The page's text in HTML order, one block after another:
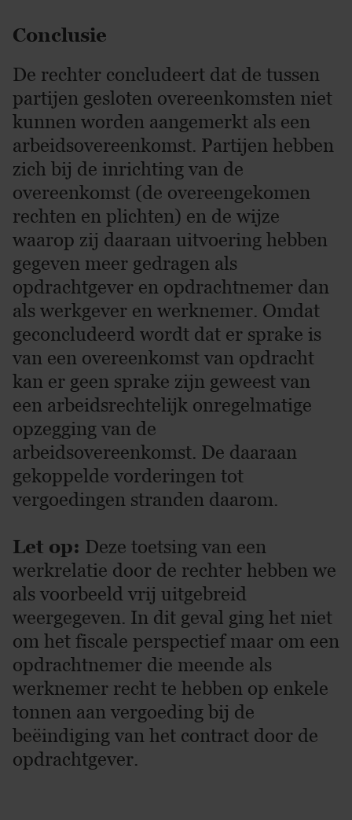
Conclusie
De rechter concludeert dat de tussen
partijen gesloten overeenkomsten niet
kunnen worden aangemerkt als een
arbeidsovereenkomst. Partijen hebben
zich bij de inrichting van de
overeenkomst (de overeengekomen
rechten en plichten) en de wijze
waarop zij daaraan uitvoering hebben
gegeven meer gedragen als
opdrachtgever en opdrachtnemer dan
als werkgever en werknemer. Omdat
geconcludeerd wordt dat er sprake is
van een overeenkomst van opdracht
kan er geen sprake zijn geweest van
een arbeidsrechtelijk onregelmatige
opzegging van de
arbeidsovereenkomst. De daaraan
gekoppelde vorderingen tot
vergoedingen stranden daarom.
Let op: Deze toetsing van een
werkrelatie door de rechter hebben we
als voorbeeld vrij uitgebreid
weergegeven. In dit geval ging het niet
om het fiscale perspectief maar om een
opdrachtnemer die meende als
werknemer recht te hebben op enkele
tonnen aan vergoeding bij de
beëindiging van het contract door de
opdrachtgever.